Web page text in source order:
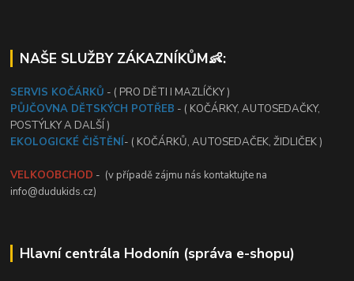
NAŠE SLUŽBY ZÁKAZNÍKŮM👶:
SERVIS KOČÁRKŮ - ( PRO DĚTI I MAZLÍČKY )
PŮJČOVNA DĚTSKÝCH POTŘEB - ( KOČÁRKY, AUTOSEDAČKY,
POSTÝLKY A DALŠÍ )
EKOLOGICKÉ ČIŠTĚNÍ- ( KOČÁRKŮ, AUTOSEDAČEK, ŽIDLIČEK )
VELKOOBCHOD - (v případě zájmu nás kontaktujte na
info@dudukids.cz)
Hlavní centrála Hodonín (správa e-shopu)